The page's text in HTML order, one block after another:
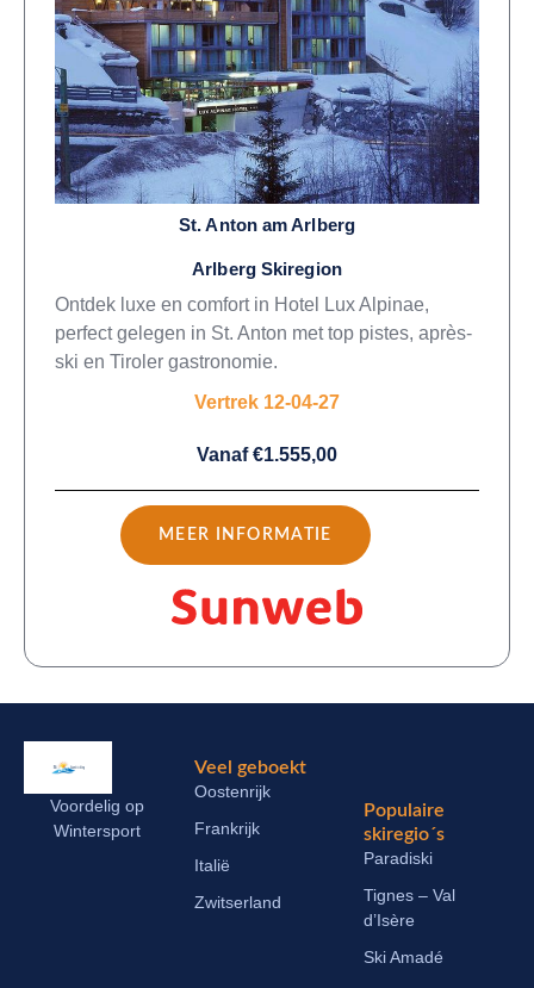
St. Anton am Arlberg
Arlberg Skiregion
Ontdek luxe en comfort in Hotel Lux Alpinae,
perfect gelegen in St. Anton met top pistes, après-
ski en Tiroler gastronomie.
Vertrek 12-04-27
Vanaf €1.555,00
MEER INFORMATIE
Voordelig op
Wintersport
Veel geboekt
Oostenrijk
Frankrijk
Italië
Zwitserland
Populaire
skiregio´s
Paradiski
Tignes – Val
d’Isère
Ski Amadé